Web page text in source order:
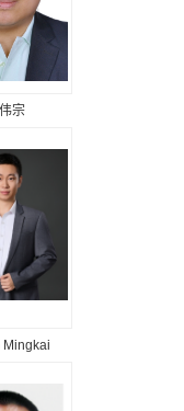
宗
Mingkai